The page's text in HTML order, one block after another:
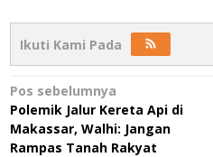
Ikuti Kami Pada
Navigasi
pos
Pos sebelumnya
Polemik Jalur Kereta Api di
Makassar, Walhi: Jangan
Rampas Tanah Rakyat